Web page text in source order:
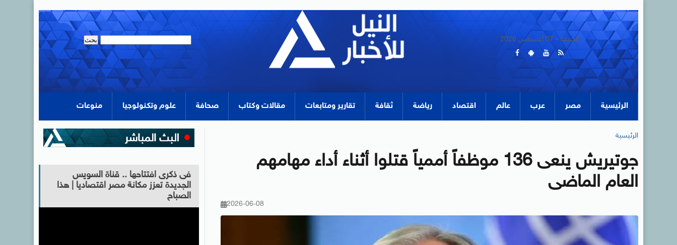
الجمعة - 07 أغسطس 2026
الرئيسية مصر عرب عالم اقتصاد رياضة ثقافة تقارير ومتابعات مقالات وكتاب صحافة علوم وتكنولوجيا منوعات
الرئيسية
جوتيريش ينعى 136 موظفاً أممياً قتلوا أثناء أداء مهامهم
العام الماضى
2026-06-08
فى ذكرى افتتاحها .. قناة السويس
الجديدة تعزز مكانة مصر اقتصاديا | هذا
الصباح